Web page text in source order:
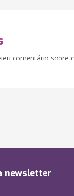
comentário sobre
newsletter